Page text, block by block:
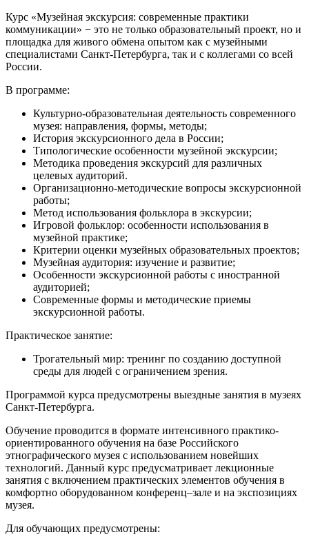
Курс «Музейная экскурсия: современные практики
коммуникации» − это не только образовательный проект, но и
площадка для живого обмена опытом как с музейными
специалистами Санкт-Петербурга, так и с коллегами со всей
России.
В программе:
Культурно-образовательная деятельность современного
музея: направления, формы, методы;
История экскурсионного дела в России;
Типологические особенности музейной экскурсии;
Методика проведения экскурсий для различных
целевых аудиторий.
Организационно-методические вопросы экскурсионной
работы;
Метод использования фольклора в экскурсии;
Игровой фольклор: особенности использования в
музейной практике;
Критерии оценки музейных образовательных проектов;
Музейная аудитория: изучение и развитие;
Особенности экскурсионной работы с иностранной
аудиторией;
Современные формы и методические приемы
экскурсионной работы.
Практическое занятие:
Трогательный мир: тренинг по созданию доступной
среды для людей с ограничением зрения.
Программой курса предусмотрены выездные занятия в музеях
Санкт-Петербурга.
Обучение проводится в формате интенсивного практико-
ориентированного обучения на базе Российского
этнографического музея с использованием новейших
технологий. Данный курс предусматривает лекционные
занятия с включением практических элементов обучения в
комфортно оборудованном конференц–зале и на экспозициях
музея.
Для обучающих предусмотрены: